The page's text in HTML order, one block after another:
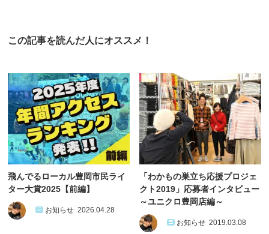
この記事を読んだ人にオススメ！
飛んでるローカル豊岡市民ライ
ター大賞2025【前編】
お知らせ 2026.04.28
「わかもの巣立ち応援プロジェ
クト2019」応募者インタビュー
～ユニクロ豊岡店編～
お知らせ 2019.03.08